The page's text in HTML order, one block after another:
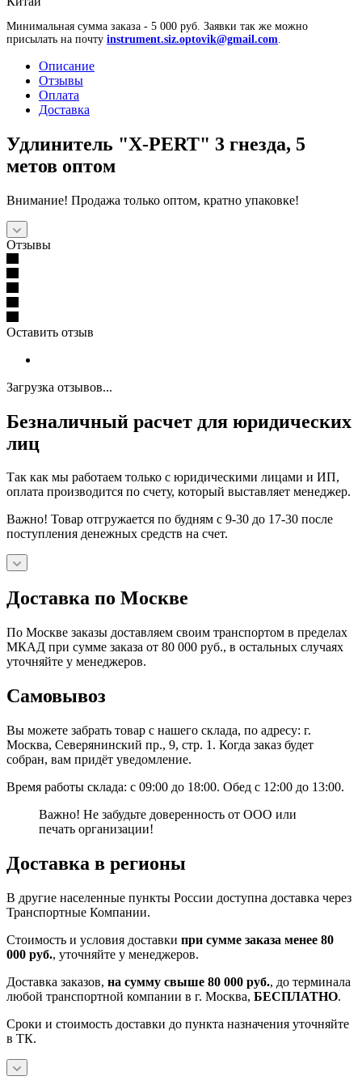
Минимальная сумма заказа - 5 000 руб. Заявки так же можно
присылать на почту instrument.siz.optovik@gmail.com
Описание
Отзывы
Оплата
Доставка
Удлинитель "X-PERT" 3 гнезда, 5
метов оптом
Внимание! Продажа только оптом, кратно упаковке!
Отзывы
Оставить отзыв
Загрузка отзывов...
Безналичный расчет для юридических
лиц
Так как мы работаем только с юридическими лицами и ИП,
оплата производится по счету, который выставляет менеджер.
Важно! Товар отгружается по будням с 9-30 до 17-30 после
поступления денежных средств на счет.
Доставка по Москве
По Москве заказы доставляем своим транспортом в пределах
МКАД при сумме заказа от 80 000 руб., в остальных случаях
уточняйте у менеджеров.
Самовывоз
Вы можете забрать товар с нашего склада, по адресу: г.
Москва, Северянинский пр., 9, стр. 1. Когда заказ будет
собран, вам придёт уведомление.
Время работы склада: с 09:00 до 18:00. Обед с 12:00 до 13:00.
Важно! Не забудьте доверенность от ООО или
печать организации!
Доставка в регионы
В другие населенные пункты России доступна доставка через
Транспортные Компании.
Стоимость и условия доставки при сумме заказа менее 80
000 руб., уточняйте у менеджеров.
Доставка заказов, на сумму свыше 80 000 руб., до терминала
любой транспортной компании в г. Москва, БЕСПЛАТНО.
Сроки и стоимость доставки до пункта назначения уточняйте
в ТК.